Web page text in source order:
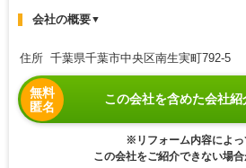
会社の概要▼
住所 千葉県千葉市中央区南生実町792-5
無料
匿名
この会社を含めた会社紹
※リフォーム内容によっ
この会社をご紹介できない場合